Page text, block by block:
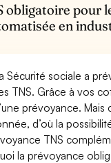
obligatoire pour
en
Sécurité sociale a
TNS. Grâce à vos
prévoyance. Mais
d’où la
TNS
la prévoyance